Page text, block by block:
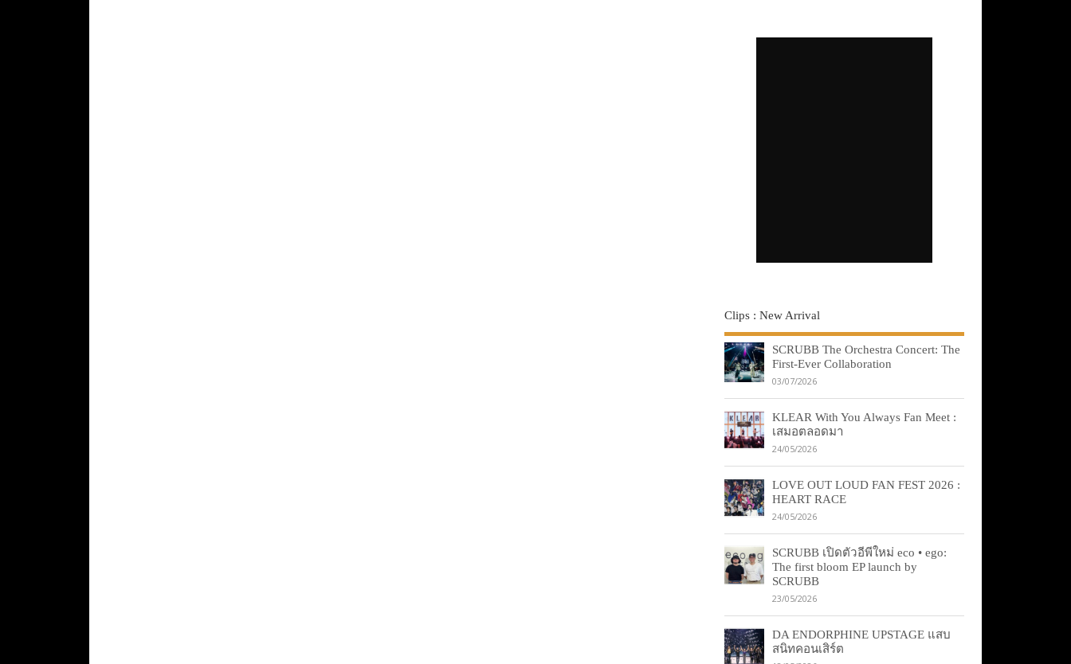
Clips : New Arrival
SCRUBB The Orchestra Concert: The
First-Ever Collaboration
03/07/2026
KLEAR With You Always Fan Meet :
เสมอตลอดมา
24/05/2026
LOVE OUT LOUD FAN FEST 2026 :
HEART RACE
24/05/2026
SCRUBB เปิดตัวอีพีใหม่ eco • ego:
The first bloom EP launch by
SCRUBB
23/05/2026
DA ENDORPHINE UPSTAGE แสบ
สนิทคอนเสิร์ต